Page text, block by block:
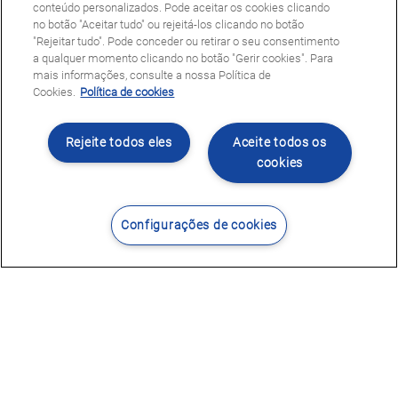
Contacte-nos Encontrar Centro
conteúdo personalizados. Pode aceitar os cookies clicando
no botão "Aceitar tudo" ou rejeitá-los clicando no botão
"Rejeitar tudo". Pode conceder ou retirar o seu consentimento
a qualquer momento clicando no botão "Gerir cookies". Para
mais informações, consulte a nossa Política de
Cookies. Política de cookies
Aceite todos os
cookies
Rejeite todos eles
Configurações de cookies